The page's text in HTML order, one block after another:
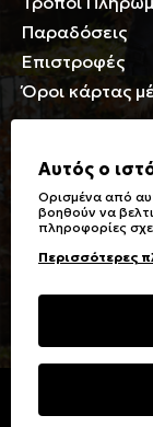
Παραδόσεις
Επιστροφές
Όροι κάρτας
Γενικά
Καταστήματα
Ειδικές
Δωροκάρτες
Συχνές
Φροντίδα
Αυτός ο
Ορισμένα από
βοηθούν να
πληροφορίες
Περισσότερες